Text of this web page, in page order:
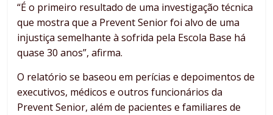
“É o primeiro resultado de uma investigação técnica
que mostra que a Prevent Senior foi alvo de uma
injustiça semelhante à sofrida pela Escola Base há
quase 30 anos”, afirma.
O relatório se baseou em perícias e depoimentos de
executivos, médicos e outros funcionários da
Prevent Senior, além de pacientes e familiares de